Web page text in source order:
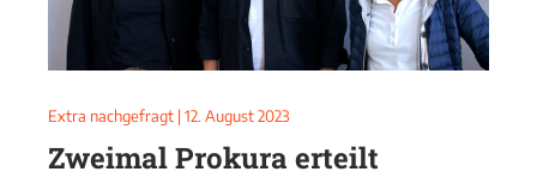
Extra nachgefragt | 12. August 2023
Zweimal Prokura erteilt